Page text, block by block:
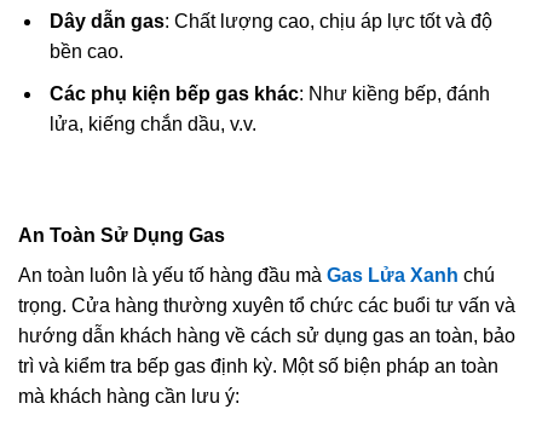
Dây dẫn gas: Chất lượng cao, chịu áp lực tốt và độ
bền cao.
Các phụ kiện bếp gas khác: Như kiềng bếp, đánh
lửa, kiếng chắn dầu, v.v.
An Toàn Sử Dụng Gas
An toàn luôn là yếu tố hàng đầu mà Gas Lửa Xanh chú
trọng. Cửa hàng thường xuyên tổ chức các buổi tư vấn và
hướng dẫn khách hàng về cách sử dụng gas an toàn, bảo
trì và kiểm tra bếp gas định kỳ. Một số biện pháp an toàn
mà khách hàng cần lưu ý: